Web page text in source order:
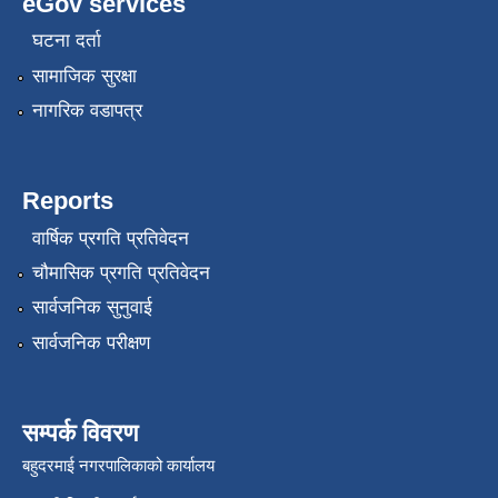
घटना दर्ता
सामाजिक सुरक्षा
नागरिक वडापत्र
Reports
वार्षिक प्रगति प्रतिवेदन
चौमासिक प्रगति प्रतिवेदन
सार्वजनिक सुनुवाई
सार्वजनिक परीक्षण
सम्पर्क विवरण
बहुदरमाई नगरपालिकाको कार्यालय